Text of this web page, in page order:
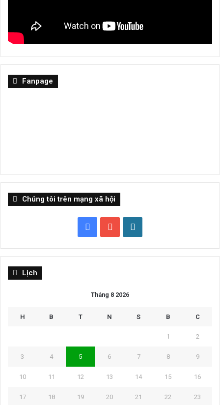
Fanpage
Chúng tôi trên mạng xã hội
FacebookYouTube
Lịch
Tháng 8 2026
H B T N S B C
1 2
3 4 5 6 7 8 9
10 11 12 13 14 15 16
17 18 19 20 21 22 23